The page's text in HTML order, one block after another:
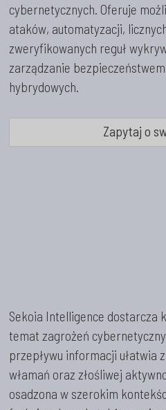
cybernetycznych. Oferuje
ataków, automatyzacji,
zweryfikowanych reguł
zarządzanie
hybrydowych.
Zapytaj o
Sekoia Intelligence dostarcza
temat zagrożeń
przepływu informacji ułatwia
włamań oraz złośliwej
osadzona w szerokim